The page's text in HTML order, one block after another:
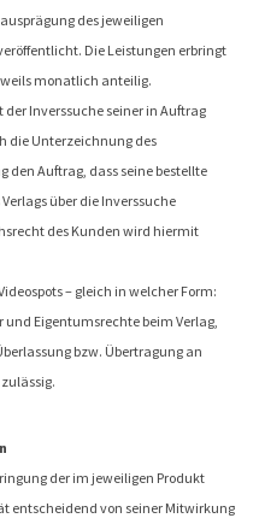
des jeweiligen
Die Leistungen erbringt
monatlich anteilig.
Inverssuche seiner in Auftrag
die Unterzeichnung des
den Auftrag, dass seine bestellte
über die Inverssuche
des Kunden wird hiermit
– gleich in welcher Form:
und Eigentumsrechte beim Verlag,
bzw. Übertragung an
der im jeweiligen Produkt
entscheidend von seiner Mitwirkung